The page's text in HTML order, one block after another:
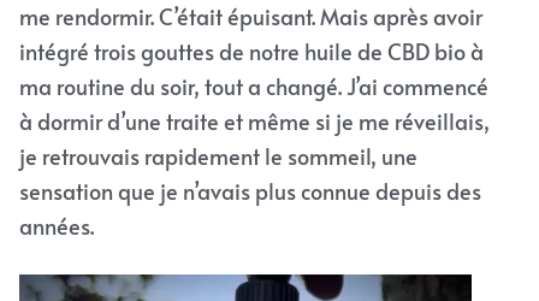
me rendormir. C’était épuisant. Mais après avoir
intégré trois gouttes de notre huile de CBD bio à
ma routine du soir, tout a changé. J’ai commencé
à dormir d’une traite et même si je me réveillais,
je retrouvais rapidement le sommeil, une
sensation que je n’avais plus connue depuis des
années.